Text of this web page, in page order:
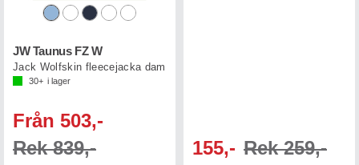
JW Taunus FZ W
Jack Wolfskin fleecejacka dam
30+ i lager
Från 503,-
Rek 839,-
155,- Rek 259,-